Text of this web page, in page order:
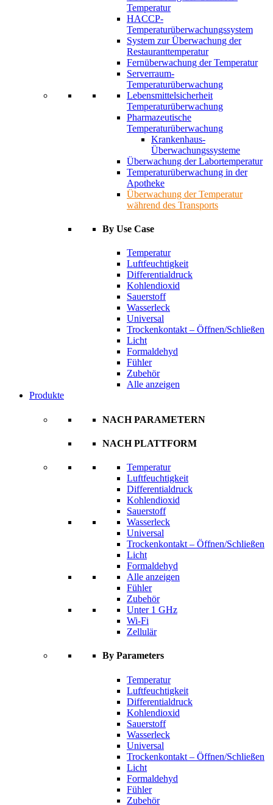
Temperatur
HACCP-
Temperaturüberwachungssystem
System zur Überwachung der
Restauranttemperatur
Fernüberwachung der Temperatur
Serverraum-
Temperaturüberwachung
Lebensmittelsicherheit
Temperaturüberwachung
Pharmazeutische
Temperaturüberwachung
Krankenhaus-
Überwachungssysteme
Überwachung der Labortemperatur
Temperaturüberwachung in der
Apotheke
Überwachung der Temperatur
während des Transports
By Use Case
Temperatur
Luftfeuchtigkeit
Differentialdruck
Kohlendioxid
Sauerstoff
Wasserleck
Universal
Trockenkontakt – Öffnen/Schließen
Licht
Formaldehyd
Fühler
Zubehör
Alle anzeigen
Produkte
NACH PARAMETERN
NACH PLATTFORM
Temperatur
Luftfeuchtigkeit
Differentialdruck
Kohlendioxid
Sauerstoff
Wasserleck
Universal
Trockenkontakt – Öffnen/Schließen
Licht
Formaldehyd
Alle anzeigen
Fühler
Zubehör
Unter 1 GHz
Wi-Fi
Zellulär
By Parameters
Temperatur
Luftfeuchtigkeit
Differentialdruck
Kohlendioxid
Sauerstoff
Wasserleck
Universal
Trockenkontakt – Öffnen/Schließen
Licht
Formaldehyd
Fühler
Zubehör